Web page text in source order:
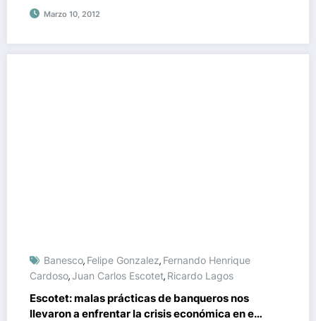
Marzo 10, 2012
Banesco, Felipe Gonzalez, Fernando Henrique
Cardoso,Juan Carlos Escotet, Ricardo Lagos
Escotet: malas prácticas de banqueros nos
llevaron a enfrentar la crisis económica en el